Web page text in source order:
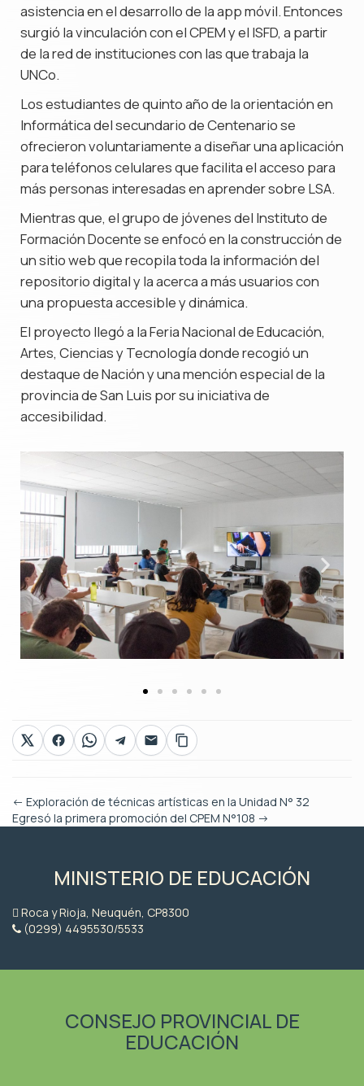
asistencia en el desarrollo de la app móvil. Entonces
surgió la vinculación con el CPEM y el ISFD, a partir
de la red de instituciones con las que trabaja la
UNCo.
Los estudiantes de quinto año de la orientación en
Informática del secundario de Centenario se
ofrecieron voluntariamente a diseñar una aplicación
para teléfonos celulares que facilita el acceso para
más personas interesadas en aprender sobre LSA.
Mientras que, el grupo de jóvenes del Instituto de
Formación Docente se enfocó en la construcción de
un sitio web que recopila toda la información del
repositorio digital y la acerca a más usuarios con
una propuesta accesible y dinámica.
El proyecto llegó a la Feria Nacional de Educación,
Artes, Ciencias y Tecnología donde recogió un
destaque de Nación y una mención especial de la
provincia de San Luis por su iniciativa de
accesibilidad.
← Exploración de técnicas artísticas en la Unidad N° 32
Egresó la primera promoción del CPEM N°108 →
MINISTERIO DE EDUCACIÓN
Roca y Rioja, Neuquén, CP8300
(0299) 4495530/5533
CONSEJO PROVINCIAL DE
EDUCACIÓN